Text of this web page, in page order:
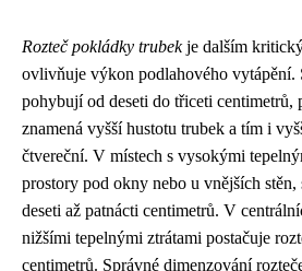
Rozteč pokládky trubekje dalším
ovlivňuje výkon podlahového vytápění.
pohybují od deseti do třiceti centimetrů,
znamená vyšší hustotu trubek a tím i
čtvereční. V místech s vysokými
prostory pod okny nebo u vnějších
deseti až patnácti centimetrů. V
nižšími tepelnými ztrátami postačuje
centimetrů. Správné dimenzování